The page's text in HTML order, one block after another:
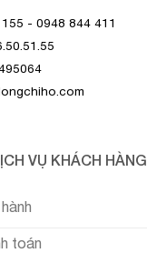
- 0948 844 411
VỤ KHÁCH HÀNG
toán